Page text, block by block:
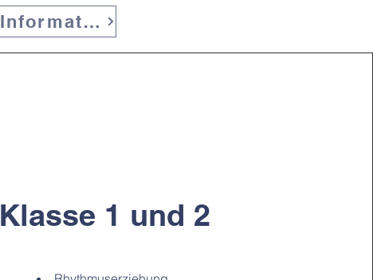
Weitere Informationen
Klasse 1 und 2